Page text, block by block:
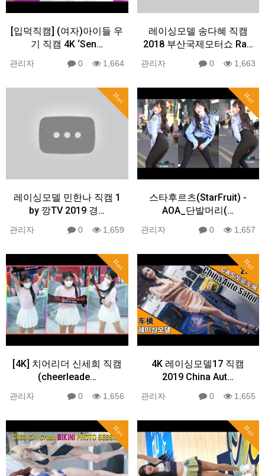
[입덕직캠] (여자)아이들 우
기 직캠 4K ‘Sen…
관리자 0 1,664
레이싱모델 송다혜 직캠
2018 부산국제모터쇼 Ra…
관리자 0 1,663
Hot
레이싱모델 민한나 직캠 1
by 깡TV 2019 경…
관리자 0 1,659
Hot
스타후르츠(StarFruit) -
AOA_단발머리(…
관리자 0 1,657
Hot
[4K] 치어리더 신세희 직캠
(cheerleade…
관리자 0 1,656
Hot
4K 레이싱모델17 직캠
2019 China Aut…
관리자 0 1,655
Hot Hot